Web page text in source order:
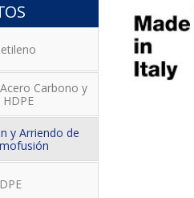
Carbono y
y Arriendo de